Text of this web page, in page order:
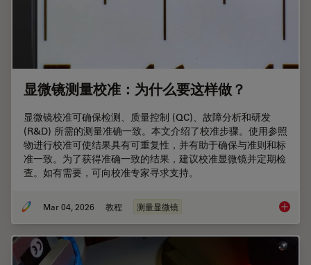
显微镜测量校准：为什么要这样做？
显微镜校准可确保检测、质量控制 (QC)、故障分析和研发
(R&D) 所需的测量准确一致。本文介绍了校准步骤。使用参照
物进行校准可使结果具有可重复性，并有助于确保与准则和标
准一致。为了获得准确一致的结果，建议校准显微镜并定期检
查。如有需要，可向校准专家寻求支持。
Mar 04, 2026 教程 测量显微镜 显微镜